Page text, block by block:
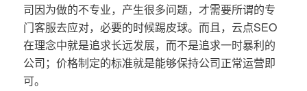
司因为做的不专业，产生很多问题，才需要所谓的专
门客服去应对，必要的时候踢皮球。而且，云点SEO
在理念中就是追求长远发展，而不是追求一时暴利的
公司；价格制定的标准就是能够保持公司正常运营即
可。